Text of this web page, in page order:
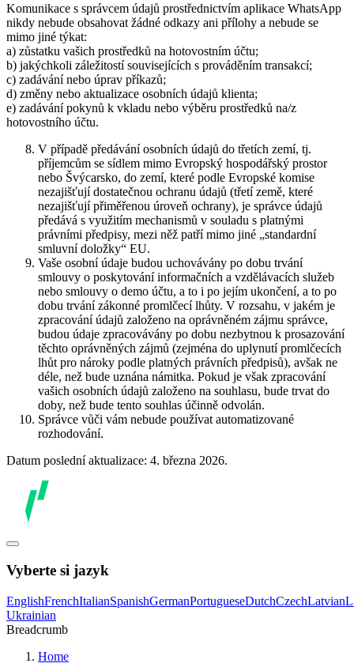
Komunikace s správcem údajů prostřednictvím aplikace WhatsApp
nikdy nebude obsahovat žádné odkazy ani přílohy a nebude se
mimo jiné týkat:
a) zůstatku vašich prostředků na hotovostním účtu;
b) jakýchkoli záležitostí souvisejících s prováděním transakcí;
c) zadávání nebo úprav příkazů;
d) změny nebo aktualizace osobních údajů klienta;
e) zadávání pokynů k vkladu nebo výběru prostředků na/z
hotovostního účtu.
V případě předávání osobních údajů do třetích zemí, tj.
příjemcům se sídlem mimo Evropský hospodářský prostor
nebo Švýcarsko, do zemí, které podle Evropské komise
nezajišťují dostatečnou ochranu údajů (třetí země, které
nezajišťují přiměřenou úroveň ochrany), je správce údajů
předává s využitím mechanismů v souladu s platnými
právními předpisy, mezi něž patří mimo jiné „standardní
smluvní doložky“ EU.
Vaše osobní údaje budou uchovávány po dobu trvání
smlouvy o poskytování informačních a vzdělávacích služeb
nebo smlouvy o demo účtu, a to i po jejím ukončení, a to po
dobu trvání zákonné promlčecí lhůty. V rozsahu, v jakém je
zpracování údajů založeno na oprávněném zájmu správce,
budou údaje zpracovávány po dobu nezbytnou k prosazování
těchto oprávněných zájmů (zejména do uplynutí promlčecích
lhůt pro nároky podle platných právních předpisů), avšak ne
déle, než bude uznána námitka. Pokud je však zpracování
vašich osobních údajů založeno na souhlasu, bude trvat do
doby, než bude tento souhlas účinně odvolán.
Správce vůči vám nebude používat automatizované
rozhodování.
Datum poslední aktualizace: 4. března 2026.
Vyberte si jazyk
EnglishFrenchItalianSpanishGermanPortugueseDutchCzechLatvian
Ukrainian
Breadcrumb
Home